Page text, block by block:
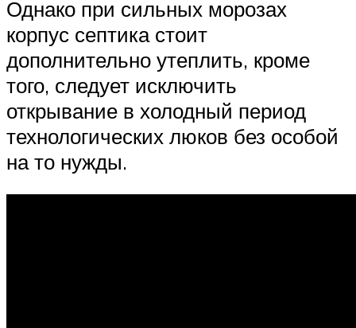
Однако при сильных морозах
корпус септика стоит
дополнительно утеплить, кроме
того, следует исключить
открывание в холодный период
технологических люков без особой
на то нужды.